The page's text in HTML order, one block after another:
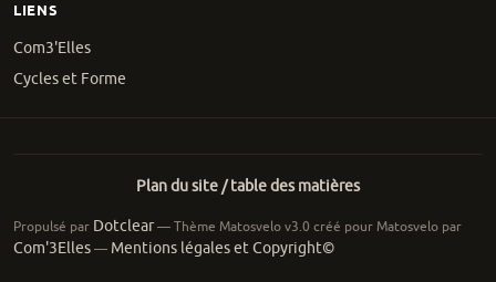
LIENS
Com3'Elles
Cycles et Forme
Plan du site / table des matières
Propulsé par Dotclear— Thème Matosvelo v3.0 créé pour Matosvelo par
Com'3Elles— Mentions légales et Copyright©